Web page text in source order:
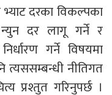
दरका विकल्पका
दर लागू गर्ने र
गर्ने विषयमा
नीतिगत
प्रश्तुत गरिनुपर्छ ।